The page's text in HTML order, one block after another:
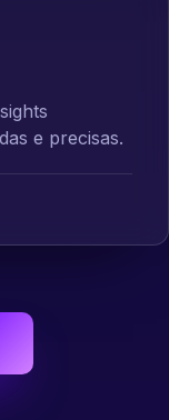
e precisas.